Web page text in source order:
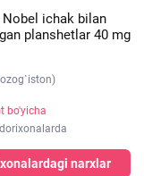
Nobel ichak bilan
planshetlar 40 mg
bo'yicha
narxlar